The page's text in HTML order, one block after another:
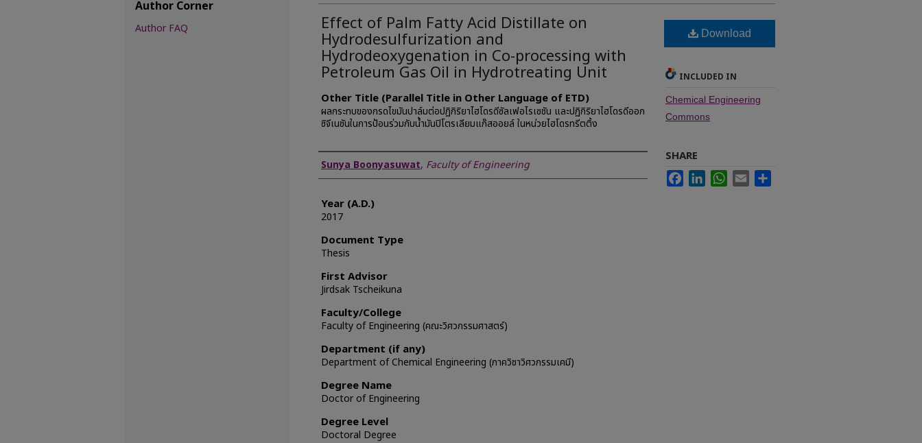
Effect of Palm Fatty Acid Distillate on
Hydrodesulfurization and
Hydrodeoxygenation in Co-processing with
Petroleum Gas Oil in Hydrotreating Unit
Other Title (Parallel Title in Other Language of ETD)
ผลกระทบของกรดไขมันปาล์มต่อปฏิกิริยาไฮโดรดีซัลเฟอไรเซชัน และปฏิกิริยาไฮโดรดีออก
ซิจีเนชันในการป้อนร่วมกับน้ำมันปิโตรเลียมแก๊สออยล์ ในหน่วยไฮโดรทรีตติ้ง
Author
Sunya Boonyasuwat, Faculty of Engineering
Year (A.D.)
2017
Document Type
Thesis
First Advisor
Jirdsak Tscheikuna
Faculty/College
Faculty of Engineering (คณะวิศวกรรมศาสตร์)
Department (if any)
Department of Chemical Engineering (ภาควิชาวิศวกรรมเคมี)
Degree Name
Doctor of Engineering
Degree Level
Doctoral Degree
Download
INCLUDED IN
Chemical Engineering
Commons
SHARE
FacebookLinkedInWhatsApp
Email
Author Corner
Author FAQ